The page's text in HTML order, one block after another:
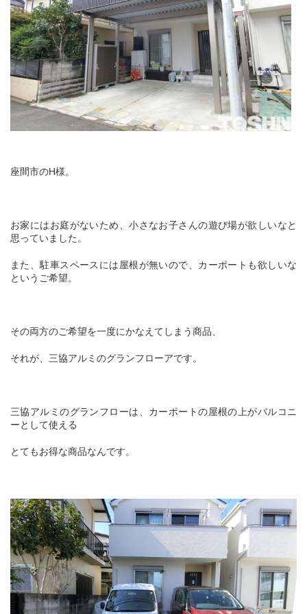
座間市のH様。
お家にはお庭がないため、小さなお子さんの遊び場が欲しいなと
思っていました。
また、駐車スペースには屋根が無いので、カーポートも欲しいな
というご希望。
その両方のご希望を一度にかなえてしまう商品、
それが、三協アルミのグランフローアです。
三協アルミのグランフローは、カーポートの屋根の上がバルコニ
ーとして使える
とてもお得な商品なんです。